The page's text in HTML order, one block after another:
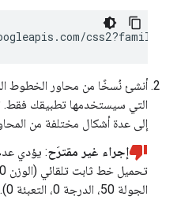
أنشئ نُسخًا من محاور الخطوط
التي سيستخدمها تطبيقك فقط.
إلى عدة أشكال مختلفة من
إجراء غير مقترَح: يؤدي